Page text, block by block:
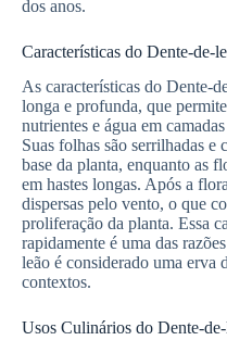
dos anos.
Características do Dente-de-
As características do Dente-
longa e profunda, que
nutrientes e água em
Suas folhas são serrilhadas e
base da planta, enquanto as
em hastes longas. Após a
dispersas pelo vento, o que
proliferação da planta. Essa
rapidamente é uma das
leão é considerado uma erva
contextos.
Usos Culinários do Dente-